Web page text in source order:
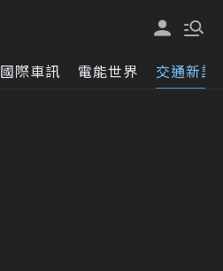
國際車訊 電能世界 交通新訊